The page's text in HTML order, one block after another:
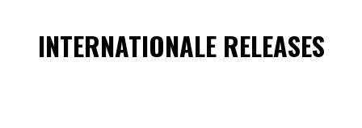
INTERNATIONALE RELEASES